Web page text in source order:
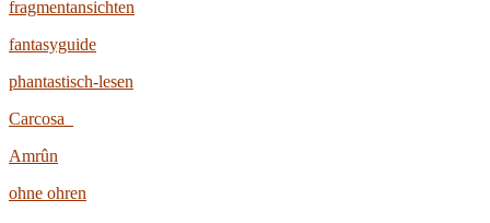
fragmentansichten
fantasyguide
phantastisch-lesen
Carcosa
Amrûn
ohne ohren